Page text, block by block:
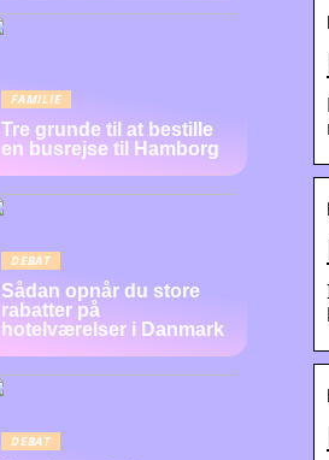
FAMILIE
Tre grunde til at bestille
en busrejse til Hamborg
DEBAT
Sådan opnår du store
rabatter på
hotelværelser i Danmark
DEBAT